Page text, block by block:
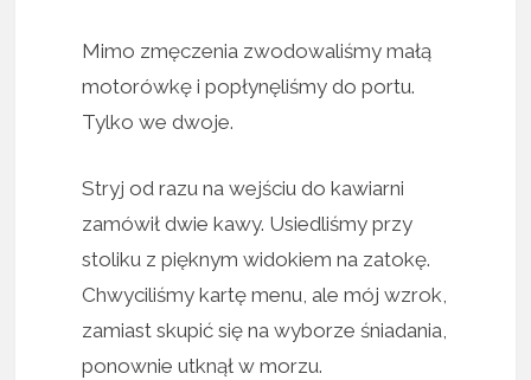
Mimo zmęczenia zwodowaliśmy małą
motorówkę i popłynęliśmy do portu.
Tylko we dwoje.
Stryj od razu na wejściu do kawiarni
zamówił dwie kawy. Usiedliśmy przy
stoliku z pięknym widokiem na zatokę.
Chwyciliśmy kartę menu, ale mój wzrok,
zamiast skupić się na wyborze śniadania,
ponownie utknął w morzu.